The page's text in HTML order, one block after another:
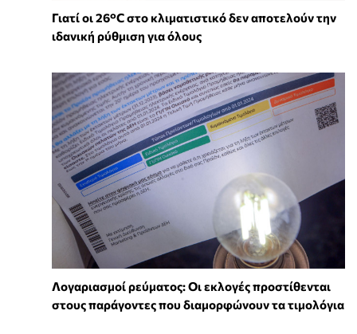
Γιατί οι 26°C στο κλιματιστικό δεν αποτελούν την
ιδανική ρύθμιση για όλους
Λογαριασμοί ρεύματος: Οι εκλογές προστίθενται
στους παράγοντες που διαμορφώνουν τα τιμολόγια